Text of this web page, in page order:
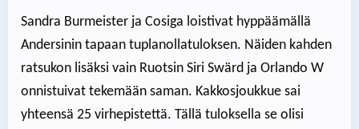
Sandra Burmeister ja Cosiga loistivat hyppäämällä
Andersinin tapaan tuplanollatuloksen. Näiden kahden
ratsukon lisäksi vain Ruotsin Siri Swärd ja Orlando W
onnistuivat tekemään saman. Kakkosjoukkue sai
yhteensä 25 virhepistettä. Tällä tuloksella se olisi